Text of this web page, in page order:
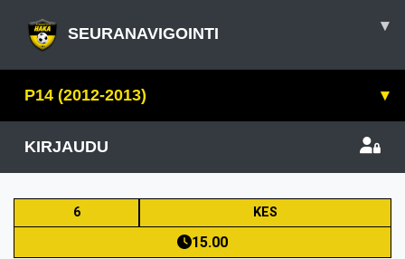
SEURANAVIGOINTI ▾
P14 (2012-2013) ▾
KIRJAUDU
6 KES
15.00